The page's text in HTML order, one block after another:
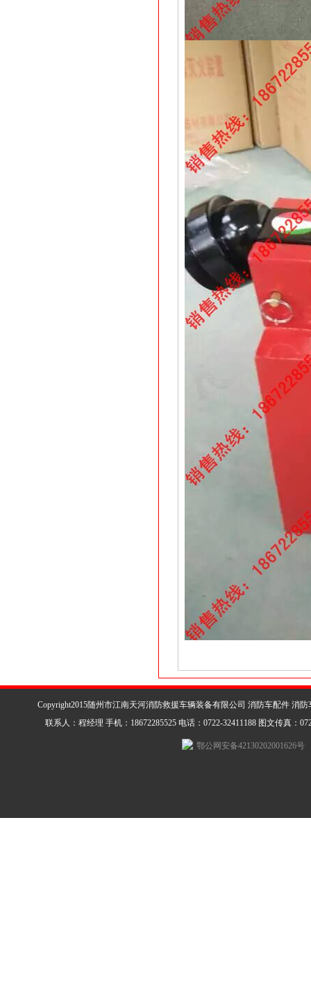
Copyright2015随州市江南天河消防救援车辆装备有限公司 消防车配件 消
联系人：程经理 手机：18672285525 电话：0722-32411188 图文传真：
鄂公网安备42130202001626号